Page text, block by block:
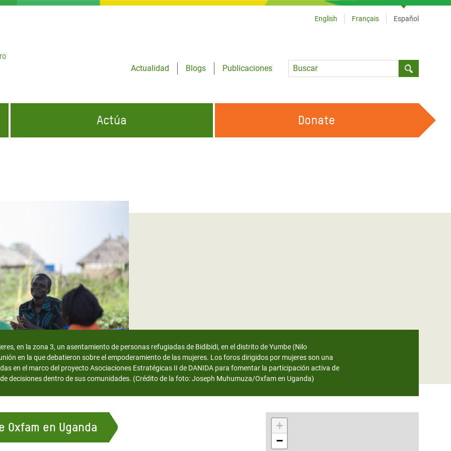
Actualidad
Blogs
Publicaciones
Language
English Français Español
Climática y Alimentaria
Oriental
Personas Refugiadas
del Sur
Refugiados Rohinyá
Yemen
Actúa Donate
en la zona 3, un asentamiento de personas refugiadas de Bidibidi, en el distrito de Yumbe (Nilo
en la que debatieron sobre el empoderamiento de las mujeres. Los foros dirigidos por mujeres son una
en el marco del proyecto Asociaciones Estratégicas II de DANIDA para fomentar la participación activa de
decisiones dentro de sus comunidades. (Crédito de la foto: Joseph Muhumuza/Oxfam en Uganda)
+
−
Oxfam en Uganda